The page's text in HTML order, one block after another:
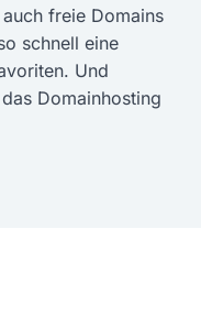
freie Domains
schnell eine
Und
Domainhosting